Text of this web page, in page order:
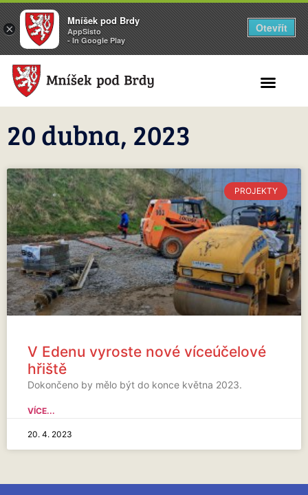
20 dubna, 2023
PROJEKTY
V Edenu vyroste nové víceúčelové
hřiště
Dokončeno by mělo být do konce května 2023.
VÍCE...
20. 4. 2023
×
Mníšek pod Brdy
AppSisto
- In Google Play
Otevřít